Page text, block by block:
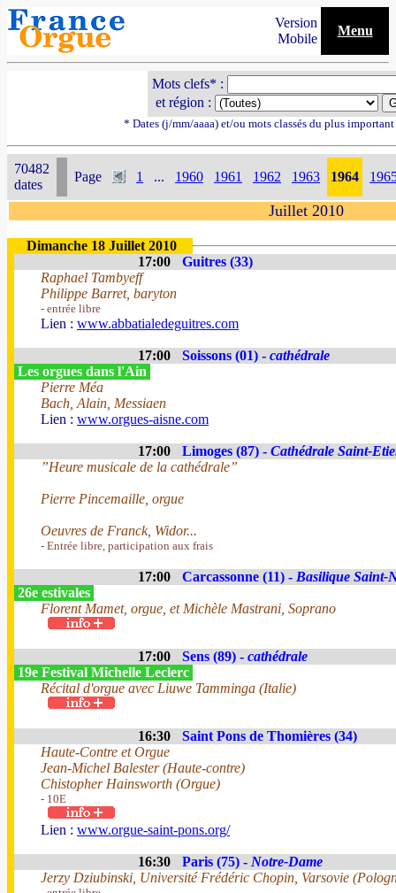
Version
Mobile
Menu
Mots clefs* :
et région :
* Dates (j/mm/aaaa) et/ou mots classés du plus
70482
dates
Page 1 ... 1960 1961 1962 1963 1964
Juillet 2010
Dimanche 18 Juillet 2010
17:00
Guitres (33)
Raphael Tambyeff
Philippe Barret, baryton
- entrée libre
Lien : www.abbatialedeguitres.com
17:00 Soissons (01) - cathédrale
Les orgues dans l'Ain
Pierre Méa
Bach, Alain, Messiaen
Lien : www.orgues-aisne.com
17:00 Limoges (87) - Cathédrale Saint-
”Heure musicale de la cathédrale”
Pierre Pincemaille, orgue
Oeuvres de Franck, Widor...
- Entrée libre, participation aux frais
17:00 Carcassonne (11) - Basilique Saint-
26e estivales
Florent Mamet, orgue, et Michèle Mastrani, Soprano
17:00 Sens (89) - cathédrale
19e Festival Michelle Leclerc
Récital d'orgue avec Liuwe Tamminga (Italie)
16:30
Saint Pons de Thomières (34)
Haute-Contre et Orgue
Jean-Michel Balester (Haute-contre)
Chistopher Hainsworth (Orgue)
- 10E
Lien : www.orgue-saint-pons.org/
16:30 Paris (75) - Notre-Dame
Jerzy Dziubinski, Université Frédéric Chopin, Varsovie